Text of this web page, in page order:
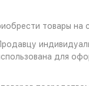
товары на
для